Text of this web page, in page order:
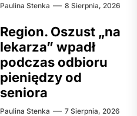
Paulina Stenka 8 Sierpnia, 2026
Region. Oszust „na
lekarza” wpadł
podczas odbioru
pieniędzy od
seniora
Paulina Stenka 7 Sierpnia, 2026